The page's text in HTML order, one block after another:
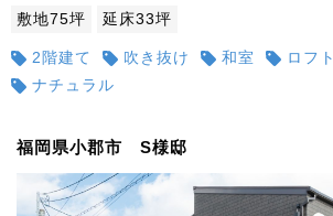
敷地75坪 延床33坪
2階建て 吹き抜け 和室 ロフト
ナチュラル
福岡県小郡市 S様邸